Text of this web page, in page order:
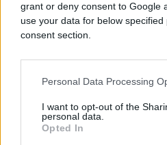
grant or deny consent to Google
use your data for below
consent section.
Personal Data Processing
I want to opt-out of the
personal data.
Opted In
tri godine zatvora
Tužitelj je istaknuo i to da
prepoznati opasnost,
oružju i provoditi primjeren
očiglednih devijacija u
ponašanju.
Za oca Vladimira